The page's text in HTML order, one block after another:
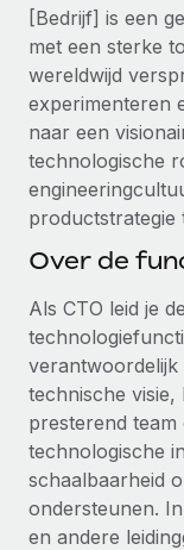
Vereenvoudig
kandidaten
Compliance
Blijf
Lever en track
Entiteiten
Stel snel
Mobiliteit en
Plaats
Secundaire
Eenvoudig
beheren
CASESTUDY'S
Support
Alle bronnen
BLOG
Global Payroll
EOR en PEO
Contractor
Belastingen
Naar de blog
BLOG
integraties en
[Bedrijf] is een
met een sterke
wereldwijd
experimenteren
naar een
technologische
productstrategie
Over de
Als CTO leid je
technische visie,
presterend
technologische
schaalbaarheid
ondersteunen.
en andere